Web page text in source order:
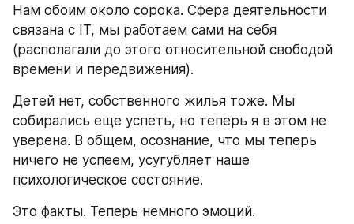
Нам обоим около сорока. Сфера деятельности
связана с IT, мы работаем сами на себя
(располагали до этого относительной свободой
времени и передвижения).
Детей нет, собственного жилья тоже. Мы
собирались еще успеть, но теперь я в этом не
уверена. В общем, осознание, что мы теперь
ничего не успеем, усугубляет наше
психологическое состояние.
Это факты. Теперь немного эмоций.